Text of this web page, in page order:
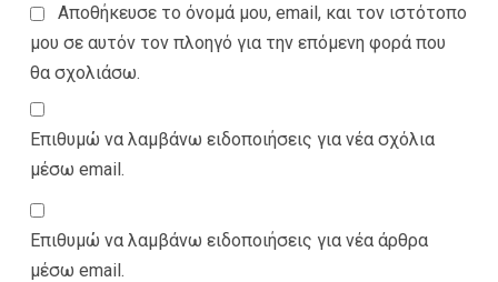
Αποθήκευσε το όνομά μου, email, και τον ιστότοπο
μου σε αυτόν τον πλοηγό για την επόμενη φορά που
θα σχολιάσω.
Επιθυμώ να λαμβάνω ειδοποιήσεις για νέα σχόλια
μέσω email.
Επιθυμώ να λαμβάνω ειδοποιήσεις για νέα άρθρα
μέσω email.